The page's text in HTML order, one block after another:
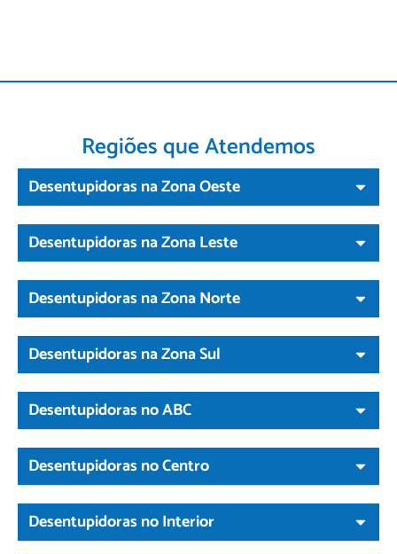
Regiões que Atendemos
Desentupidoras na Zona Oeste
Desentupidoras na Zona Leste
Desentupidoras na Zona Norte
Desentupidoras na Zona Sul
Desentupidoras no ABC
Desentupidoras no Centro
Desentupidoras no Interior